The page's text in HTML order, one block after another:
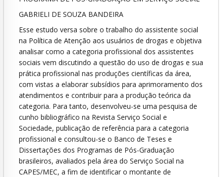
GABRIELI DE SOUZA BANDEIRA
Esse estudo versa sobre o trabalho do assistente social
na Política de Atenção aos usuários de drogas e objetiva
analisar como a categoria profissional dos assistentes
sociais vem discutindo a questão do uso de drogas e sua
prática profissional nas produções científicas da área,
com vistas a elaborar subsídios para aprimoramento dos
atendimentos e contribuir para a produção teórica da
categoria. Para tanto, desenvolveu-se uma pesquisa de
cunho bibliográfico na Revista Serviço Social e
Sociedade, publicação de referência para a categoria
profissional e consultou-se o Banco de Teses e
Dissertações dos Programas de Pós-Graduação
brasileiros, avaliados pela área do Serviço Social na
CAPES/MEC, a fim de identificar o montante de